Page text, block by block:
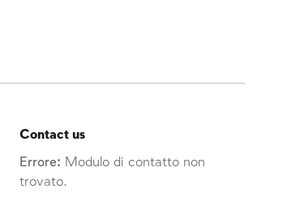
Contact us
Errore: Modulo di contatto non
trovato.